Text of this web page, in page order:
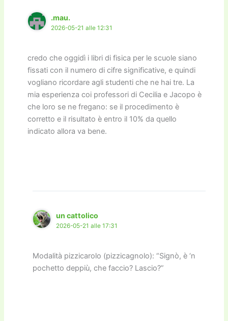
.mau.
2026-05-21 alle 12:31
credo che oggidì i libri di fisica per le scuole siano
fissati con il numero di cifre significative, e quindi
vogliano ricordare agli studenti che ne hai tre. La
mia esperienza coi professori di Cecilia e Jacopo è
che loro se ne fregano: se il procedimento è
corretto e il risultato è entro il 10% da quello
indicato allora va bene.
un cattolico
2026-05-21 alle 17:31
Modalità pizzicarolo (pizzicagnolo): “Signò, è ‘n
pochetto deppiù, che faccio? Lascio?”